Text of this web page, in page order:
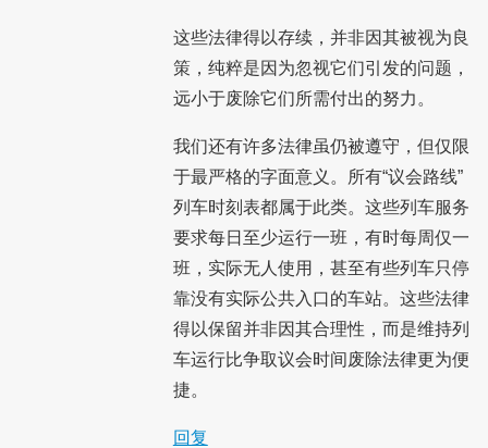
这些法律得以存续，并非因其被视为良
策，纯粹是因为忽视它们引发的问题，
远小于废除它们所需付出的努力。
我们还有许多法律虽仍被遵守，但仅限
于最严格的字面意义。所有“议会路线”
列车时刻表都属于此类。这些列车服务
要求每日至少运行一班，有时每周仅一
班，实际无人使用，甚至有些列车只停
靠没有实际公共入口的车站。这些法律
得以保留并非因其合理性，而是维持列
车运行比争取议会时间废除法律更为便
捷。
回复